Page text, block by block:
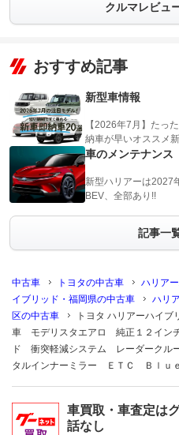
クルマレビュ
おすすめ記事
新型車情報
【2026年7月】たっ
納車が早いオススメ
車のメンテナンス
新型ハリアーは2027
BEV、全部あり!!
記事一
中古車 トヨタの中古車 ハリア
イブリッド・福岡県の中古車
ハリ
区の中古車
トヨタ ハリアーハイ
車 モデリスタエアロ 純正１２イン
ド 衝突軽減システム レーダーク
タルインナーミラー ＥＴＣ Ｂｌｕ
車買取・車査定は
話なし